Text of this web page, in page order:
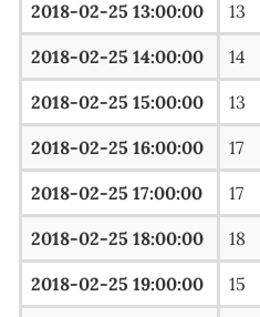
2018-02-25 13:00:00 13
2018-02-25 14:00:00 14
2018-02-25 15:00:00 13
2018-02-25 16:00:00 17
2018-02-25 17:00:00 17
2018-02-25 18:00:00 18
2018-02-25 19:00:00 15